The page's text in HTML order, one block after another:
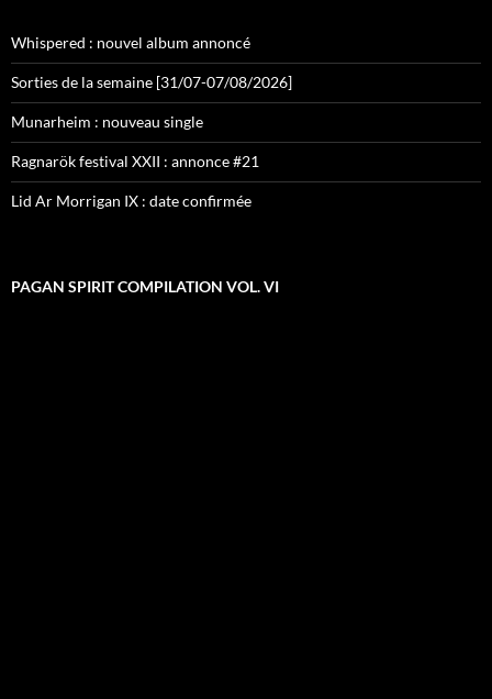
Whispered : nouvel album annoncé
Sorties de la semaine [31/07-07/08/2026]
Munarheim : nouveau single
Ragnarök festival XXII : annonce #21
Lid Ar Morrigan IX : date confirmée
PAGAN SPIRIT COMPILATION VOL. VI